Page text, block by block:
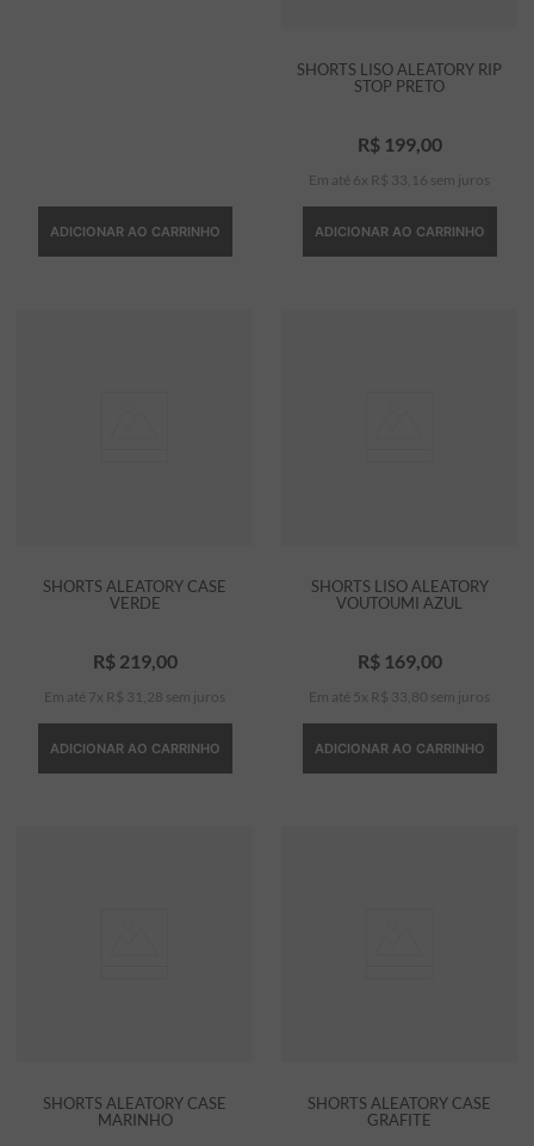
ADICIONAR AO CARRINHO
SHORTS LISO ALEATORY RIP
STOP PRETO
R$ 199, 00
Em até 6 x R$ 33 16 sem juros
ADICIONAR AO CARRINHO
SHORTS ALEATORY CASE
VERDE
R$ 219, 00
Em até 7 x R$ 31 28 sem juros
ADICIONAR AO CARRINHO
SHORTS LISO ALEATORY
VOUTOUMI AZUL
R$ 169, 00
Em até 5 x R$ 33 80 sem juros
ADICIONAR AO CARRINHO
SHORTS ALEATORY CASE
MARINHO
SHORTS ALEATORY CASE
GRAFITE